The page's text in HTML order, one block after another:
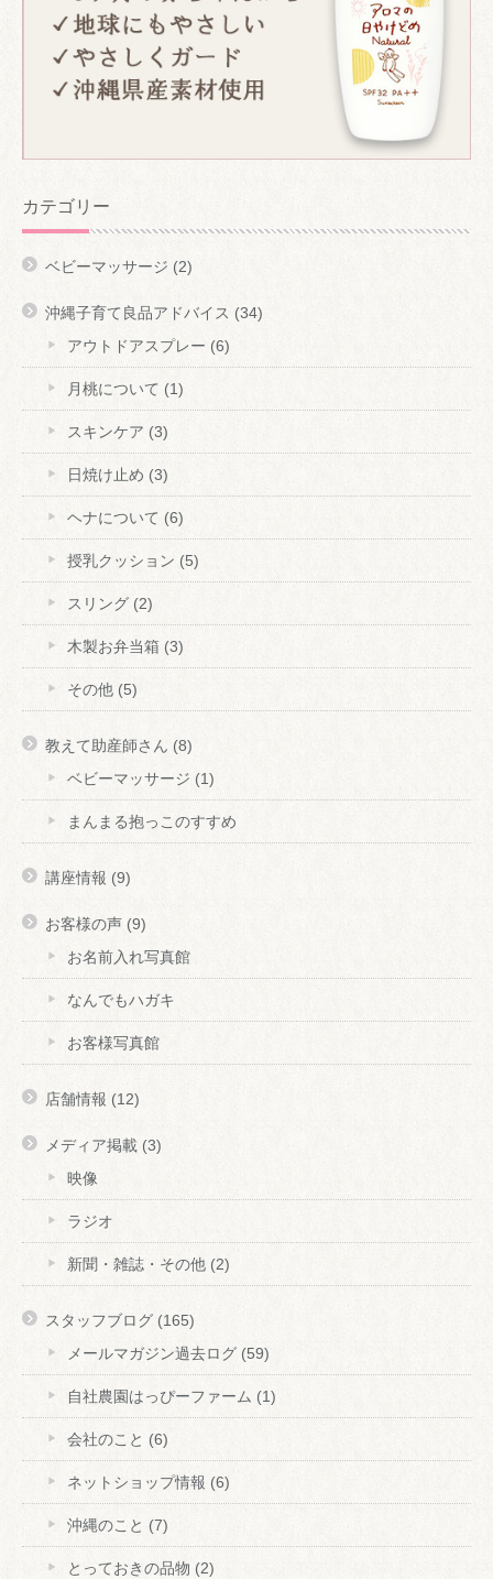
カテゴリー
ベビーマッサージ (2)
沖縄子育て良品アドバイス (34)
アウトドアスプレー (6)
月桃について (1)
スキンケア (3)
日焼け止め (3)
ヘナについて (6)
授乳クッション (5)
スリング (2)
木製お弁当箱 (3)
その他 (5)
教えて助産師さん (8)
ベビーマッサージ (1)
まんまる抱っこのすすめ
講座情報 (9)
お客様の声 (9)
お名前入れ写真館
なんでもハガキ
お客様写真館
店舗情報 (12)
メディア掲載 (3)
映像
ラジオ
新聞・雑誌・その他 (2)
スタッフブログ (165)
メールマガジン過去ログ (59)
自社農園はっぴーファーム (1)
会社のこと (6)
ネットショップ情報 (6)
沖縄のこと (7)
とっておきの品物 (2)